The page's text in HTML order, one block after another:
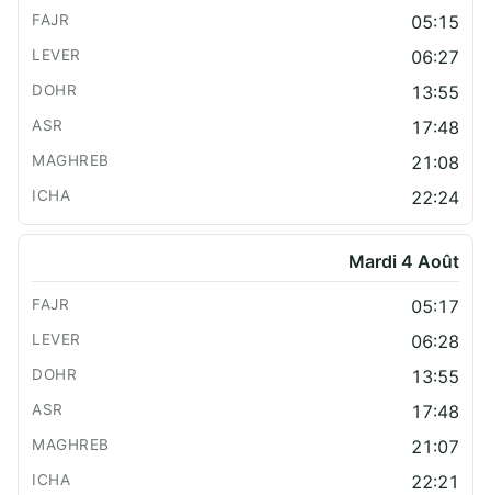
05:15
06:27
13:55
17:48
21:08
22:24
Mardi 4 Août
05:17
06:28
13:55
17:48
21:07
22:21